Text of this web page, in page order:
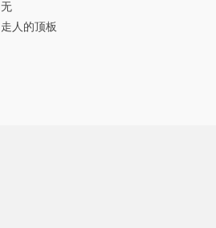
无
走人的顶板